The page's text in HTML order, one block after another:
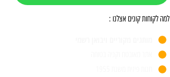
למה לקוחות קונים אצלנו :